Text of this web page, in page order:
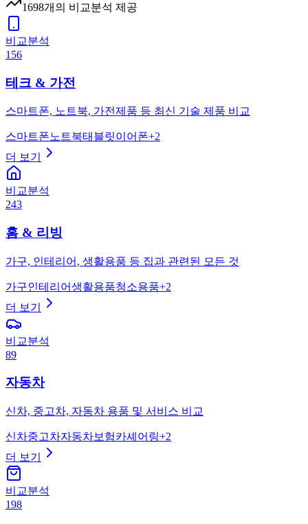
1698개의 비교분석 제공
비교분석
156
테크 & 가전
스마트폰, 노트북, 가전제품 등 최신 기술 제품 비교
스마트폰노트북태블릿이어폰+2
더 보기
비교분석
243
홈 & 리빙
가구, 인테리어, 생활용품 등 집과 관련된 모든 것
가구인테리어생활용품청소용품+2
더 보기
비교분석
89
자동차
신차, 중고차, 자동차 용품 및 서비스 비교
신차중고차자동차보험카셰어링+2
더 보기
비교분석
198